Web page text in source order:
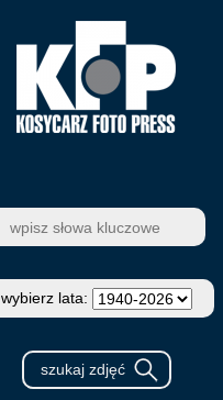
wybierz lata: